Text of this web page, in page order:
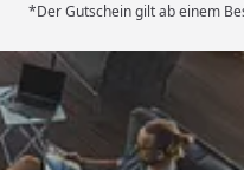
*Der Gutschein gilt ab einem